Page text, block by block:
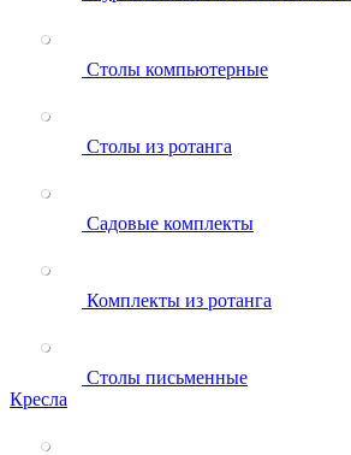
Столы компьютерные
Столы из ротанга
Садовые комплекты
Комплекты из ротанга
Столы письменные
Кресла